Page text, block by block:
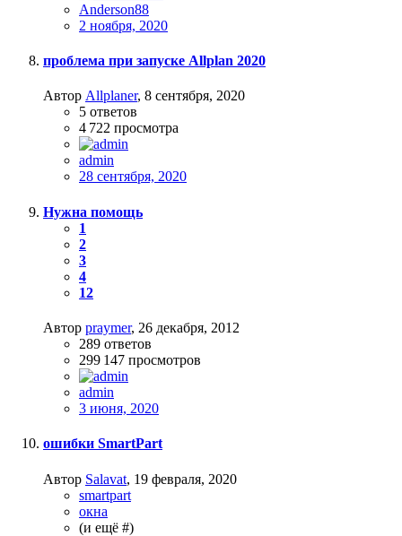
Anderson88
2 ноября, 2020
проблема при запуске Allplan 2020
Автор Allplaner, 8 сентября, 2020
5 ответов
4 722 просмотра
admin
28 сентября, 2020
Нужна помощь
1
2
3
4
12
Автор praymer, 26 декабря, 2012
289 ответов
299 147 просмотров
admin
3 июня, 2020
ошибки SmartPart
Автор Salavat, 19 февраля, 2020
smartpart
окна
(и ещё #)